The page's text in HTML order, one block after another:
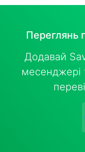
Переглянь
Додавай
месенджері